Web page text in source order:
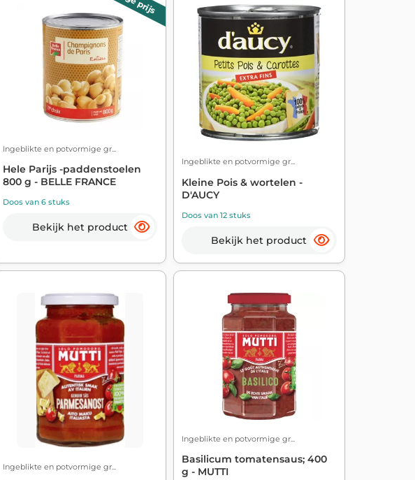
Ingeblikte en potvormige gr...
Hele Parijs -paddenstoelen
800 g - BELLE FRANCE
Doos van 6 stuks
Bekijk het product
Ingeblikte en potvormige gr...
Kleine Pois & wortelen -
D'AUCY
Doos van 12 stuks
Bekijk het product
Ingeblikte en potvormige gr...
Ingeblikte en potvormige gr...
Basilicum tomatensaus; 400
g - MUTTI